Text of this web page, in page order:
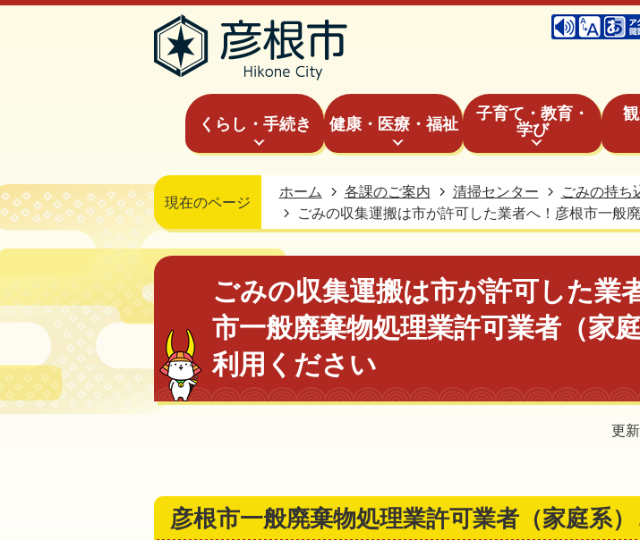
くらし・手続き 健康・医療・福祉
子育て・教育・
学び
現在のページ
ホーム 各課のご案内 清掃センター
ごみの持ち
ごみの収集運搬は市が許可した業者へ！彦根市一般
ごみの収集運搬は市が許可した業
市一般廃棄物処理業許可業者（家
利用ください
更
彦根市一般廃棄物処理業許可業者（家庭系